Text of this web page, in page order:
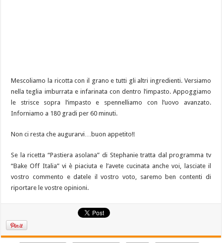
Mescoliamo la ricotta con il grano e tutti gli altri ingredienti. Versiamo
nella teglia imburrata e infarinata con dentro l’impasto. Appoggiamo
le strisce sopra l’impasto e spennelliamo con l’uovo avanzato.
Inforniamo a 180 gradi per 60 minuti.
Non ci resta che augurarvi…buon appetito!!
Se la ricetta “Pastiera asolana” di Stephanie tratta dal programma tv
“Bake Off Italia” vi è piaciuta e l’avete cucinata anche voi, lasciate il
vostro commento e datele il vostro voto, saremo ben contenti di
riportare le vostre opinioni.